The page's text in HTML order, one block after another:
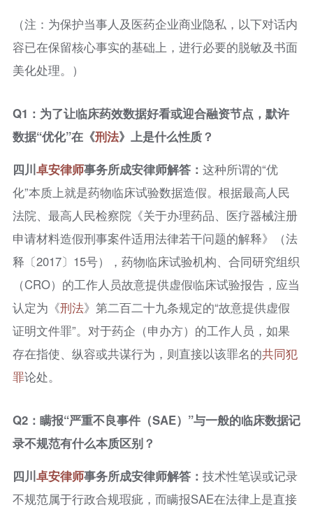
（注：为保护当事人及医药企业商业隐私，以下对话内
容已在保留核心事实的基础上，进行必要的脱敏及书面
美化处理。）
Q1：为了让临床药效数据好看或迎合融资节点，默许
数据“优化”在《刑法》上是什么性质？
四川卓安律师事务所成安律师解答： 这种所谓的“优
化”本质上就是药物临床试验数据造假。根据最高人民
法院、最高人民检察院《关于办理药品、医疗器械注册
申请材料造假刑事案件适用法律若干问题的解释》（法
释〔2017〕15号），药物临床试验机构、合同研究组织
（CRO）的工作人员故意提供虚假临床试验报告，应当
认定为《刑法》第二百二十九条规定的“故意提供虚假
证明文件罪”。对于药企（申办方）的工作人员，如果
存在指使、纵容或共谋行为，则直接以该罪名的共同犯
罪论处。
Q2：瞒报“严重不良事件（SAE）”与一般的临床数据记
录不规范有什么本质区别？
四川卓安律师事务所成安律师解答： 技术性笔误或记录
不规范属于行政合规瑕疵，而瞒报SAE在法律上是直接